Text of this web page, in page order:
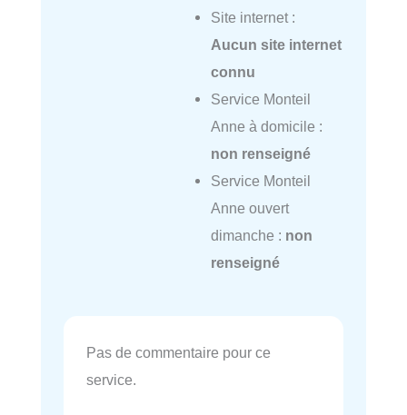
Site internet :
Aucun site internet
connu
Service Monteil
Anne à domicile :
non renseigné
Service Monteil
Anne ouvert
dimanche : non
renseigné
Pas de commentaire pour ce
service.